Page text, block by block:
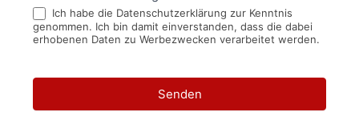
Ich habe die Datenschutzerklärung zur Kenntnis
genommen. Ich bin damit einverstanden, dass die dabei
erhobenen Daten zu Werbezwecken verarbeitet werden.
Senden